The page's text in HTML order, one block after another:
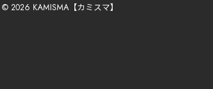
© 2026 KAMISMA【カミスマ】